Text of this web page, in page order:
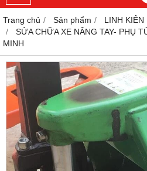
Trang chủ Sản phẩm
LINH KIÊN
SỬA CHỮA XE NÂNG TAY- PHỤ
MINH